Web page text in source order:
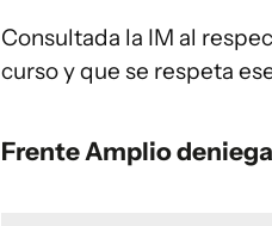
Consultada la IM al
curso y que se respeta
Frente Amplio